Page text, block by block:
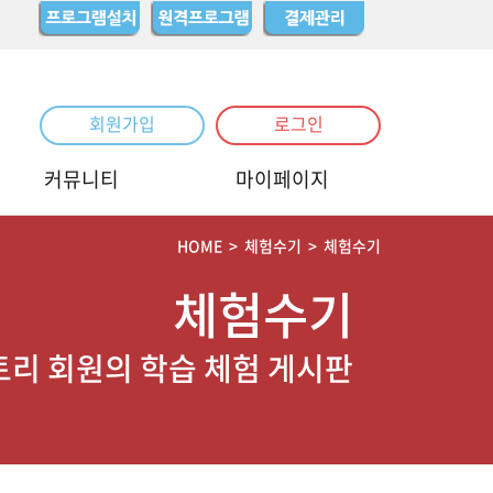
커뮤니티 마이페이지
로그인
회원가입
HOME > 체험수기 > 체험수기
체험수기
리 회원의 학습 체험 게시판